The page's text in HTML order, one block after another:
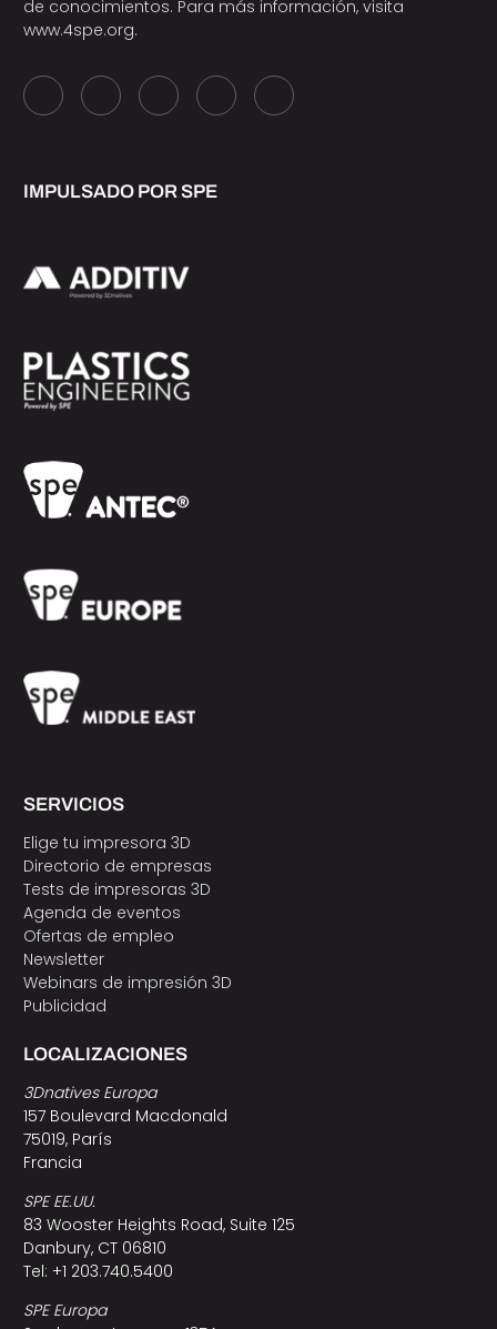
de conocimientos. Para más información, visita
www.4spe.org.
IMPULSADO POR SPE
SERVICIOS
Elige tu impresora 3D
Directorio de empresas
Tests de impresoras 3D
Agenda de eventos
Ofertas de empleo
Newsletter
Webinars de impresión 3D
Publicidad
LOCALIZACIONES
3Dnatives Europa
157 Boulevard Macdonald
75019, París
Francia
SPE EE.UU.
83 Wooster Heights Road, Suite 125
Danbury, CT 06810
Tel: +1 203.740.5400
SPE Europa